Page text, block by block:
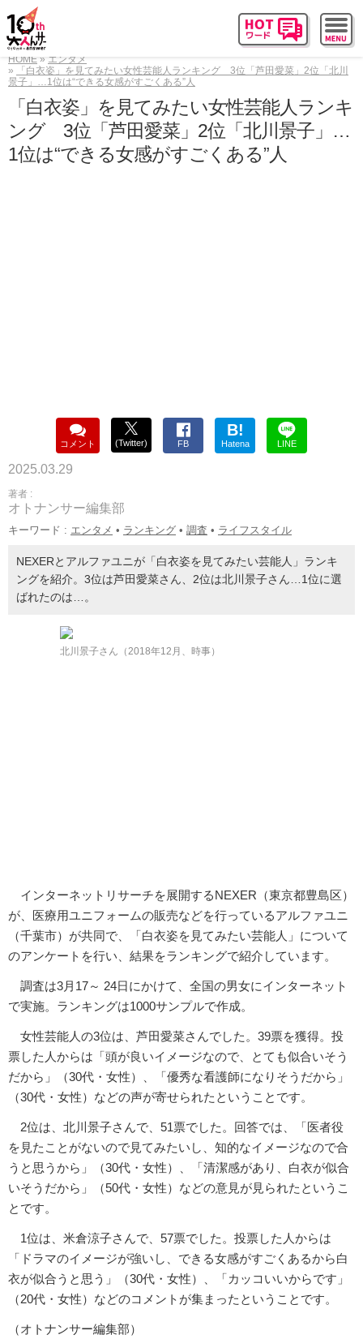
HOME
エンタメ
「白衣姿」を見てみたい女性芸能人ランキング 3位「芦田愛菜」2位「北川
景子」…1位は“できる女感がすごくある”人
「白衣姿」を見てみたい女性芸能人ランキ
ング 3位「芦田愛菜」2位「北川景子」…
1位は“できる女感がすごくある”人
コメント (Twitter) FB
B!
Hatena LINE
2025.03.29
著者 :
オトナンサー編集部
キーワード : エンタメ • ランキング • 調査 • ライフスタイル
NEXERとアルファユニが「白衣姿を見てみたい芸能人」ランキ
ングを紹介。3位は芦田愛菜さん、2位は北川景子さん…1位に選
ばれたのは…。
北川景子さん（2018年12月、時事）
インターネットリサーチを展開するNEXER（東京都豊島区）
が、医療用ユニフォームの販売などを行っているアルファユニ
（千葉市）が共同で、「白衣姿を見てみたい芸能人」について
のアンケートを行い、結果をランキングで紹介しています。
調査は3月17～ 24日にかけて、全国の男女にインターネット
で実施。ランキングは1000サンプルで作成。
女性芸能人の3位は、芦田愛菜さんでした。39票を獲得。投
票した人からは「頭が良いイメージなので、とても似合いそう
だから」（30代・女性）、「優秀な看護師になりそうだから」
（30代・女性）などの声が寄せられたということです。
2位は、北川景子さんで、51票でした。回答では、「医者役
を見たことがないので見てみたいし、知的なイメージなので合
うと思うから」（30代・女性）、「清潔感があり、白衣が似合
いそうだから」（50代・女性）などの意見が見られたというこ
とです。
1位は、米倉涼子さんで、57票でした。投票した人からは
「ドラマのイメージが強いし、できる女感がすごくあるから白
衣が似合うと思う」（30代・女性）、「カッコいいからです」
（20代・女性）などのコメントが集まったということです。
（オトナンサー編集部）